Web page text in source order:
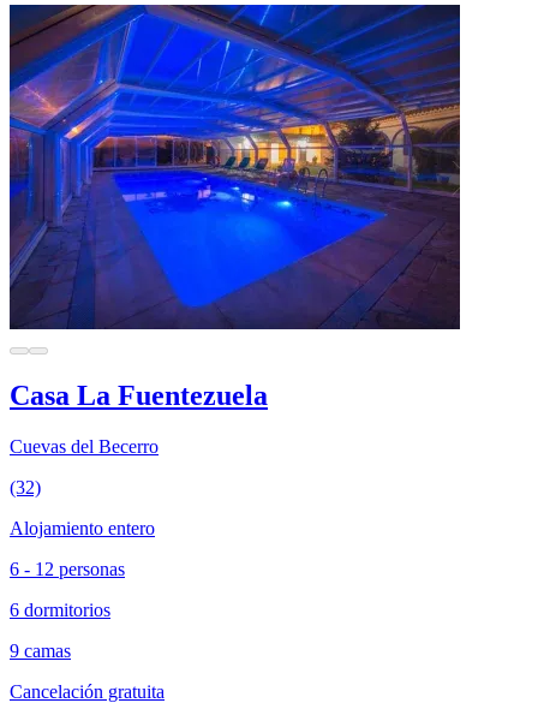
Casa La Fuentezuela
Cuevas del Becerro
(32)
Alojamiento entero
6 - 12 personas
6 dormitorios
9 camas
Cancelación gratuita